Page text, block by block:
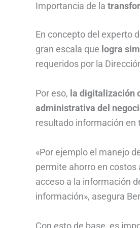
Importancia de la
En concepto del experto
gran escala que logra
requeridos por la
Por eso, la digitalización
administrativa del
resultado información en
«Por ejemplo el manejo
permite ahorro en costos
acceso a la información
información», asegura
Con esto de base, es